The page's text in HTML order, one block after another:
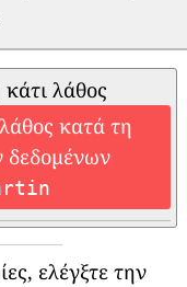
λάθος
κατά τη
δεδομένων
ελέγξτε την